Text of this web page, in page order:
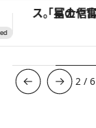
3 /6